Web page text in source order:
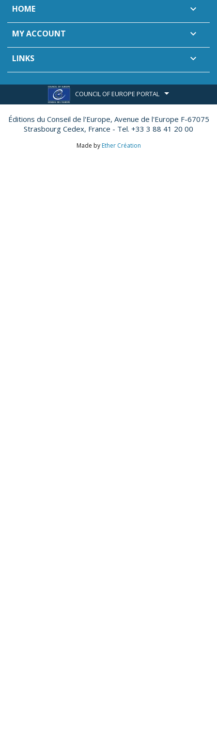
HOME 
MY ACCOUNT 
LINKS 
COUNCIL OF EUROPE PORTAL
Éditions du Conseil de l'Europe, Avenue de l'Europe F-67075
Strasbourg Cedex, France - Tel. +33 3 88 41 20 00
Made by Ether Création